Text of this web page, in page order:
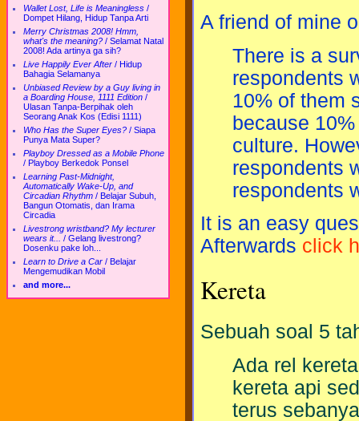
Wallet Lost, Life is Meaningless /
Dompet Hilang, Hidup Tanpa Arti
Merry Christmas 2008! Hmm,
what's the meaning? / Selamat Natal
2008! Ada artinya ga sih?
Live Happily Ever After / Hidup
Bahagia Selamanya
Unbiased Review by a Guy living in
a Boarding House, 1111 Edition /
Ulasan Tanpa-Berpihak oleh
Seorang Anak Kos (Edisi 1111)
Who Has the Super Eyes? / Siapa
Punya Mata Super?
Playboy Dressed as a Mobile Phone
/ Playboy Berkedok Ponsel
Learning Past-Midnight,
Automatically Wake-Up, and
Circadian Rhythm / Belajar Subuh,
Bangun Otomatis, dan Irama
Circadia
Livestrong wristband? My lecturer
wears it...
/ Gelang livestrong?
Dosenku pake loh...
Learn to Drive a Car / Belajar
Mengemudikan Mobil
and more...
A friend of mine
There is a
respondents
10% of them
because
culture.
respondents
respondents
It is an easy
Afterwards click
Kereta
Sebuah soal 5
Ada rel
kereta api
terus